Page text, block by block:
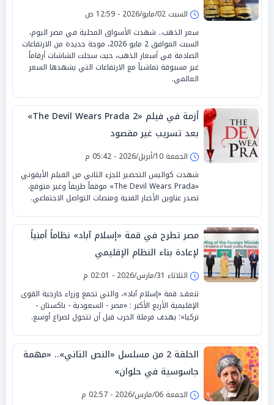
السبت 02/مايو/2026 - 12:59 ص
سعر الذهب.. شهدت الأسواق المحلية في مصر اليوم،
السبت الموافق 2 مايو 2026، موجة جديدة من الارتفاعات
الصادمة في أسعار الذهب، حيث سجلت الشاشات أرقاماً
غير مسبوقة تماشياً مع الارتفاعات التي يشهدها السعر
العالمي.
أزمة في فيلم «The Devil Wears Prada 2»
بعد تسريب غير مقصود
الجمعة 10/أبريل/2026 - 05:42 م
شهدت كواليس التحضير للجزء الثاني من الفيلم الأيقوني
«The Devil Wears Prada» موقفاً طريفاً وغير متوقع،
تصدر عناوين الأخبار الفنية ومنصات التواصل الاجتماعي.
مصر تطرح في قمة «إسلام آباد» نظاماً أمنياً
لإعادة بناء النظام الإقليمي
الثلاثاء 31/مارس/2026 - 02:01 م
تنعقـد قمة «إسلام آباد»، والتي تجمع وزراء خارجية القوى
الإقليمية الأربع الأكبر : «مصر - السعودية - باكستان -
تركيا»؛ بهدف فرملة الحرب قبل أن تتحول لصراع أوسع.
الحلقة 2 من مسلسل «النص التاني».. «مهمة
جاسوسية في حلوان»
الجمعة 06/مارس/2026 - 02:57 م